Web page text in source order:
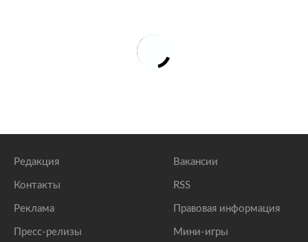
Редакция
Контакты
Реклама
Пресс-релизы
Вакансии
RSS
Правовая информация
Мини-игры